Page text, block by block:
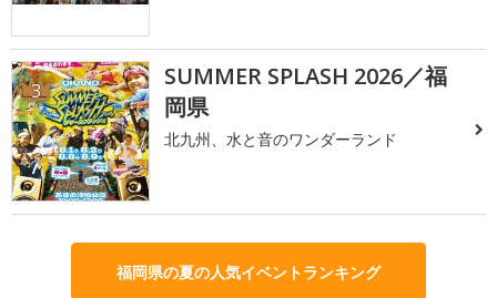
3
SUMMER SPLASH 2026／福
岡県
北九州、水と音のワンダーランド
福岡県の夏の人気イベントランキング